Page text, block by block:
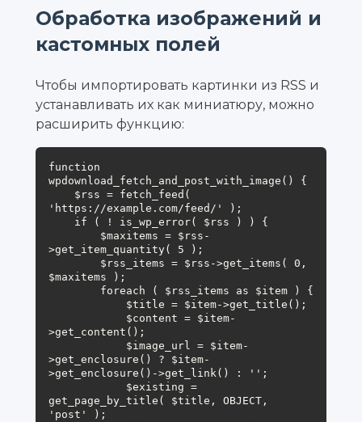
Обработка изображений и
кастомных полей
Чтобы импортировать картинки из RSS и
устанавливать их как миниатюру, можно
расширить функцию:
function
wpdownload_fetch_and_post_with_image() {
'https://example.com/feed/' );
>get_item_quantity( 5 );
$maxitems );
>get_content();
>get_enclosure() ? $item-
>get_enclosure()->get_link() : '';
get_page_by_title( $title, OBJECT,
'post' );